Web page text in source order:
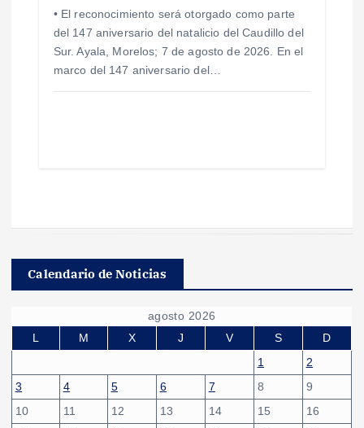
• El reconocimiento será otorgado como parte
del 147 aniversario del natalicio del Caudillo del
Sur. Ayala, Morelos; 7 de agosto de 2026. En el
marco del 147 aniversario del…
Calendario de Noticias
agosto 2026
L
M X J V S
D
1
2
3
4 5 6 7 8
9
10
11 12 13 14 15
16